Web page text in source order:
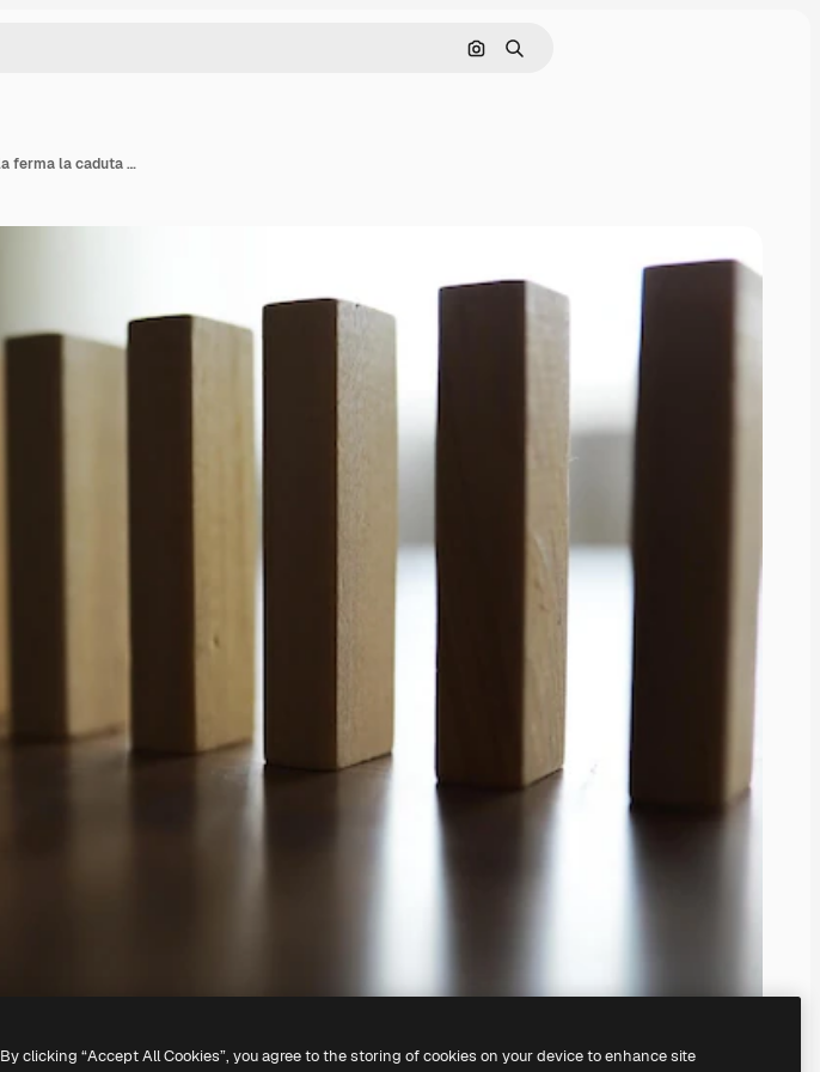
Cerca per immagine
Ricerca
Il blocco di legno di domino spesso del primo piano in una fila ferma la caduta essere stabile nel concetto di soluzione di affari di crisi
By clicking “Accept All Cookies”, you agree to the storing of cookies on your device to enhance site